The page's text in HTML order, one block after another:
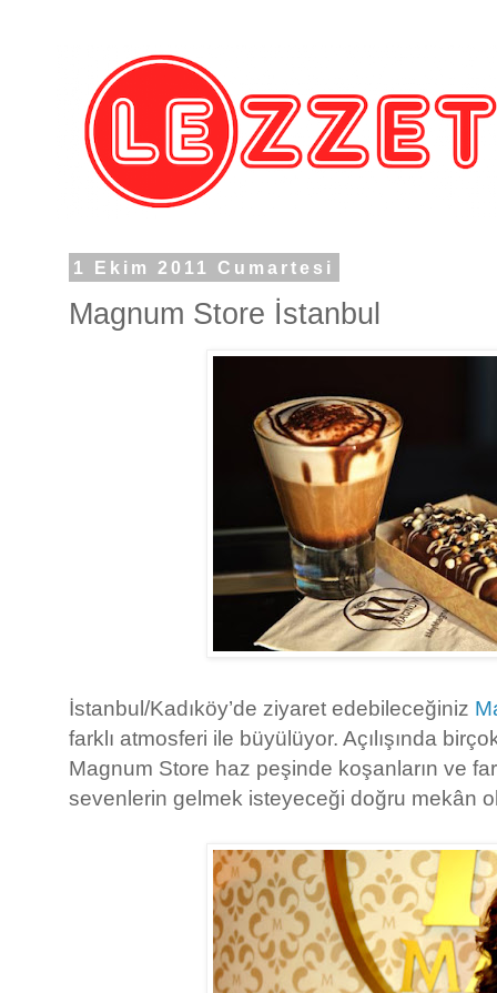
1 Ekim 2011 Cumartesi
Magnum Store İstanbul
İstanbul/Kadıköy’de ziyaret edebileceğiniz
farklı atmosferi ile büyülüyor. Açılışında
Magnum Store haz peşinde koşanların ve
sevenlerin gelmek isteyeceği doğru mekân